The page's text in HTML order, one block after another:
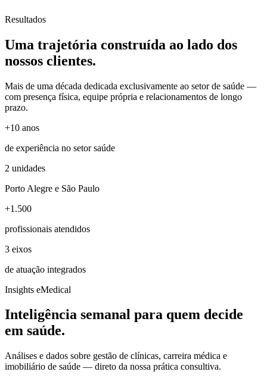
Resultados
Uma trajetória construída ao lado dos
nossos clientes.
Mais de uma década dedicada exclusivamente ao setor de saúde —
com presença física, equipe própria e relacionamentos de longo
prazo.
+10 anos
de experiência no setor saúde
2 unidades
Porto Alegre e São Paulo
+1.500
profissionais atendidos
3 eixos
de atuação integrados
Insights eMedical
Inteligência semanal para quem decide
em saúde.
Análises e dados sobre gestão de clínicas, carreira médica e
imobiliário de saúde — direto da nossa prática consultiva.